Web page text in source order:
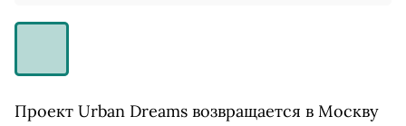
Проект Urban Dreams возвращается в Москву